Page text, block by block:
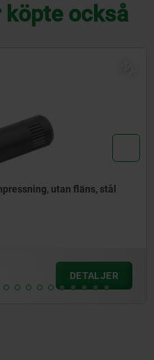
köpte också
för inpressning, utan fläns,